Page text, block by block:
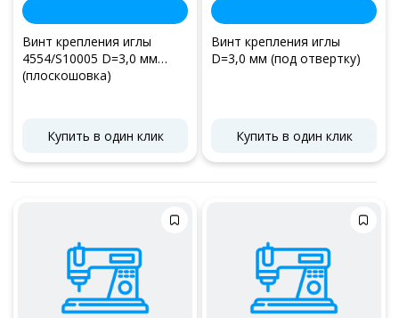
Винт крепления иглы
4554/S10005 D=3,0 мм
(плоскошовка)
Купить в один клик
Винт крепления иглы
D=3,0 мм (под отвертку)
Купить в один клик